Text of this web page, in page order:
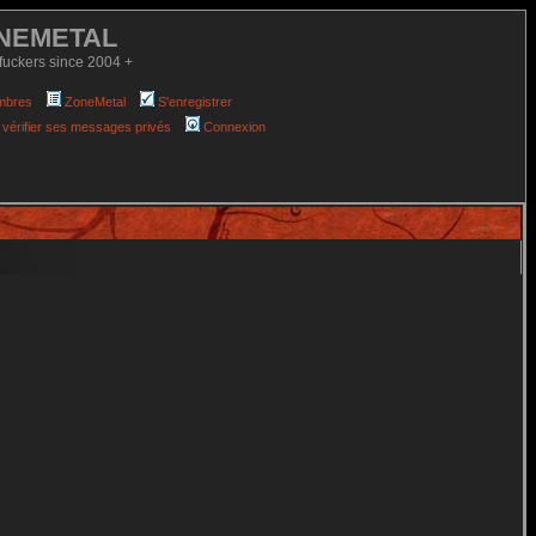
since 2004 +
ZoneMetal
S'enregistrer
ses messages privés Connexion